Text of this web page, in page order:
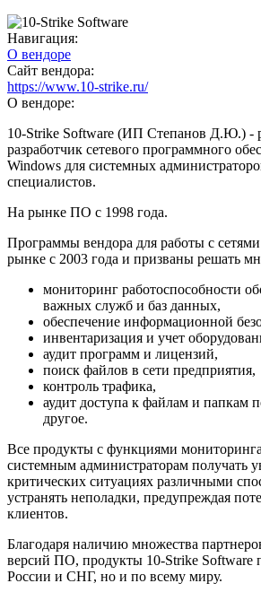
Навигация:
О вендоре
Сайт вендора:
https://www.10-strike.ru/
О вендоре:
10-Strike Software (ИП Степанов Д.Ю.) -
разработчик сетевого программного
Windows для системных
специалистов.
На рынке ПО с 1998 года.
Программы вендора для работы с
рынке с 2003 года и призваны решать
мониторинг работоспособности
важных служб и баз данных,
обеспечение информационной
инвентаризация и учет
аудит программ и лицензий,
поиск файлов в сети предприятия,
контроль трафика,
аудит доступа к файлам и папкам
другое.
Все продукты с функциями
системным администраторам получать
критических ситуациях различными
устранять неполадки, предупреждая
клиентов.
Благодаря наличию множества
версий ПО, продукты 10-Strike Software
России и СНГ, но и по всему миру.